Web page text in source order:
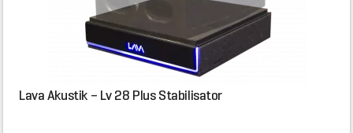
Lava Akustik – Lv 28 Plus Stabilisator